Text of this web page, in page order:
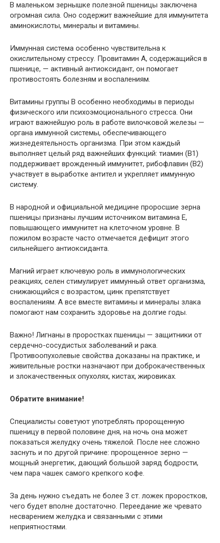
В маленьком зернышке полезной пшеницы заключена
огромная сила. Оно содержит важнейшие для иммунитета
аминокислоты, минералы и витамины.
Иммунная система особенно чувствительна к
окислительному стрессу. Провитамин А, содержащийся в
пшенице, — активный антиоксидант, он помогает
противостоять болезням и воспалениям.
Витамины группы В особенно необходимы в периоды
физического или психоэмоционального стресса. Они
играют важнейшую роль в работе вилочковой железы —
органа иммунной системы, обеспечивающего
жизнедеятельность организма. При этом каждый
выполняет целый ряд важнейших функций: тиамин (В1)
поддерживает врожденный иммунитет, рибофлавин (В2)
участвует в выработке антител и укрепляет иммунную
систему.
В народной и официальной медицине проросшие зерна
пшеницы признаны лучшим источником витамина Е,
повышающего иммунитет на клеточном уровне. В
пожилом возрасте часто отмечается дефицит этого
сильнейшего антиоксиданта.
Магний играет ключевую роль в иммунологических
реакциях, селен стимулирует иммунный ответ организма,
снижающийся с возрастом, цинк препятствует
воспалениям. А все вместе витамины и минералы злака
помогают нам сохранить здоровье на долгие годы.
Важно! Лигнаны в проростках пшеницы — защитники от
сердечно-сосудистых заболеваний и рака.
Противоопухолевые свойства доказаны на практике, и
живительные ростки назначают при доброкачественных
и злокачественных опухолях, кистах, жировиках.
Обратите внимание!
Специалисты советуют употреблять пророщенную
пшеницу в первой половине дня, на ночь она может
показаться желудку очень тяжелой. После нее сложно
заснуть и по другой причине: пророщенное зерно —
мощный энергетик, дающий большой заряд бодрости,
чем пара чашек самого крепкого кофе.
За день нужно съедать не более 3 ст. ложек проростков,
чего будет вполне достаточно. Переедание же чревато
несварением желудка и связанными с этими
неприятностями.